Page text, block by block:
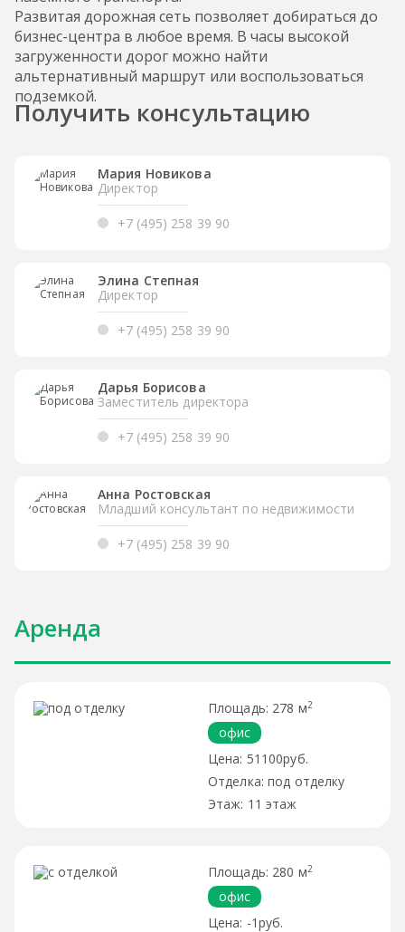
Развитая дорожная сеть позволяет добираться до
бизнес-центра в любое время. В часы высокой
загруженности дорог можно найти
альтернативный маршрут или воспользоваться
подземкой.
Получить консультацию
Мария Новикова
Директор
+7 (495) 258 39 90
Элина Степная
Директор
+7 (495) 258 39 90
Дарья Борисова
Заместитель директора
+7 (495) 258 39 90
Анна Ростовская
Младший консультант по недвижимости
+7 (495) 258 39 90
Аренда
278 м2
офис
51100руб.
под отделку
11 этаж
280 м2
офис
-1руб.